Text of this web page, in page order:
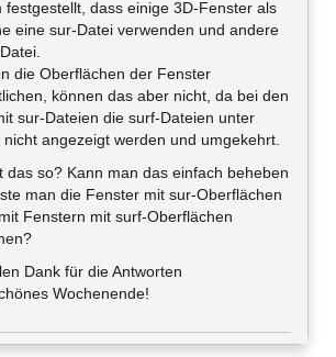
festgestellt, dass einige 3D-Fenster als
eine sur-Datei verwenden und andere
die Oberflächen der Fenster
können das aber nicht, da bei den
sur-Dateien die surf-Dateien unter
nicht angezeigt werden und umgekehrt.
das so? Kann man das einfach beheben
man die Fenster mit sur-Oberflächen
Fenstern mit surf-Oberflächen
Dank für die Antworten
Wochenende!